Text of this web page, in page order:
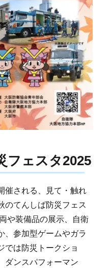
フェスタ2025
催される、見て・触れ
のてんしば防災フェス
や装備品の展示、自衛
、参加型ゲームやガラ
では防災トークショ
ダンスパフォーマン